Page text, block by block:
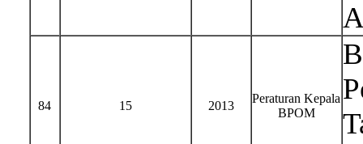
84 15 2013
Peraturan Kepala
BPOM